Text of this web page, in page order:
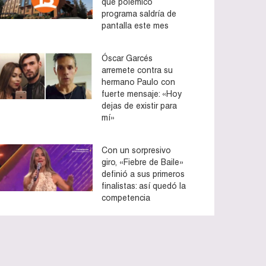
programa saldría de
pantalla este mes
Óscar Garcés
arremete contra su
hermano Paulo con
fuerte mensaje: «Hoy
dejas de existir para
mí»
Con un sorpresivo
giro, «Fiebre de Baile»
definió a sus primeros
finalistas: así quedó la
competencia